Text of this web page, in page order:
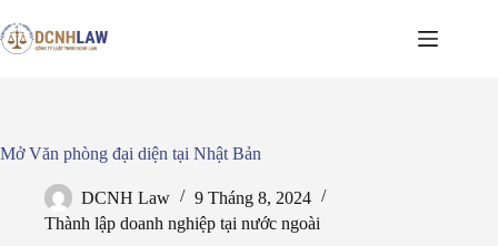
đến
phần
Mở Văn phòng đại diện tại Nhật Bản
DCNH Law
9 Tháng 8, 2024
Thành lập doanh nghiệp tại nước ngoài